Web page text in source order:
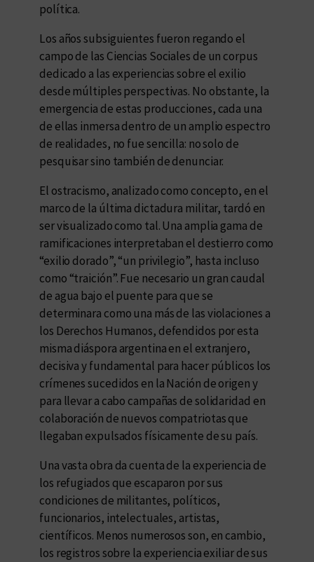
política.
Los años subsiguientes fueron regando el
campo de las Ciencias Sociales de un corpus
dedicado a las experiencias sobre el exilio
desde múltiples perspectivas. No obstante, la
emergencia de estas producciones, cada una
de ellas inmersa dentro de un amplio espectro
de realidades, no fue sencilla: no solo de
pesquisar sino también de denunciar.
El ostracismo, analizado como concepto, en el
marco de la última dictadura militar, tardó en
ser visualizado como tal. Una amplia gama de
ramificaciones interpretaban el destierro como
“exilio dorado”, “un privilegio”, hasta incluso
como “traición”. Fue necesario un gran caudal
de agua bajo el puente para que se
determinara como una más de las violaciones a
los Derechos Humanos, defendidos por esta
misma diáspora argentina en el extranjero,
decisiva y fundamental para hacer públicos los
crímenes sucedidos en la Nación de origen y
para llevar a cabo campañas de solidaridad en
colaboración de nuevos compatriotas que
llegaban expulsados físicamente de su país.
Una vasta obra da cuenta de la experiencia de
los refugiados que escaparon por sus
condiciones de militantes, políticos,
funcionarios, intelectuales, artistas,
científicos. Menos numerosos son, en cambio,
los registros sobre la experiencia exiliar de sus